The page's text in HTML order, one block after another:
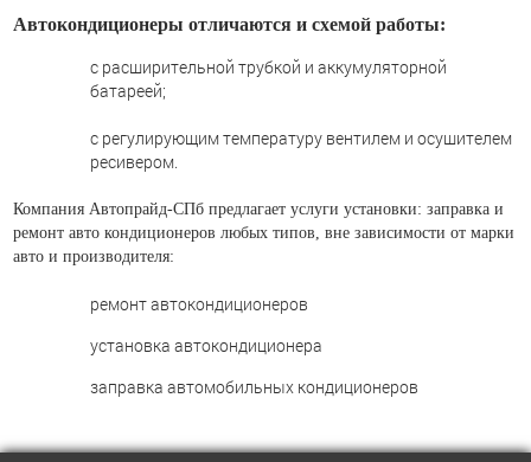
Автокондиционеры отличаются и схемой работы:
с расширительной трубкой и аккумуляторной
батареей;
с регулирующим температуру вентилем и осушителем
ресивером.
Компания Автопрайд-СПб предлагает услуги установки: заправка и
ремонт авто кондиционеров любых типов, вне зависимости от марки
авто и производителя:
ремонт автокондиционеров
установка автокондиционера
заправка автомобильных кондиционеров